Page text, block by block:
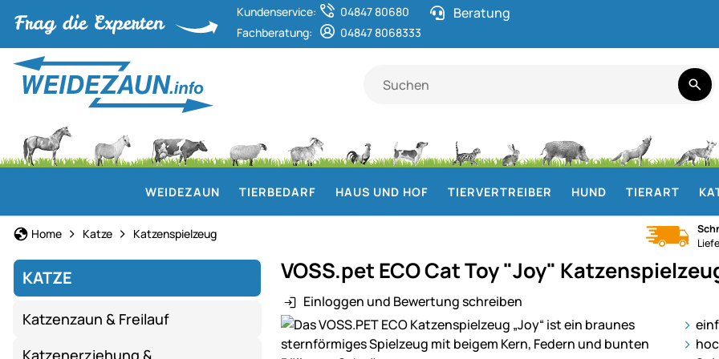
Kundenservice:
04847 80680
Fachberatung:
04847 8068333
Beratung
WEIDEZAUN TIERBEDARF HAUS UND HOF TIERVERTREIBER HUND TIERART
Home Katze Katzenspielzeug
KATZE
Katzenzaun & Freilauf
Katzenerziehung &
VOSS.pet ECO Cat Toy "Joy"
Einloggen und Bewertung schreiben
Produktgalerie